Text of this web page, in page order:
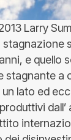
Larry
e quello
stagnante a
lato ed
dall’